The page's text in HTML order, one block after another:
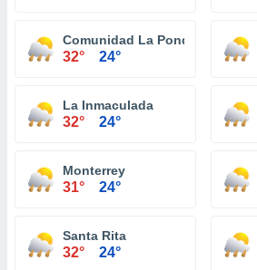
Comunidad La Ponderosa
32° 24°
La Inmaculada
32° 24°
Monterrey
31° 24°
Santa Rita
32° 24°